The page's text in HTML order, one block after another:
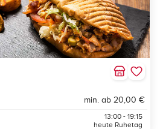
min. ab 20,00 €
13:00 - 19:15
heute Ruhetag